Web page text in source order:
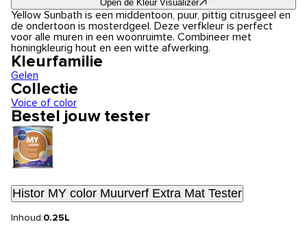
Open de Kleur Visualizer
Yellow Sunbath is een middentoon, puur, pittig citrusgeel en
de ondertoon is mosterdgeel. Deze verfkleur is perfect
voor alle muren in een woonruimte. Combineer met
honingkleurig hout en een witte afwerking.
Kleurfamilie
Gelen
Collectie
Voice of color
Bestel jouw tester
Histor MY color Muurverf Extra Mat Tester
Inhoud:0.25L